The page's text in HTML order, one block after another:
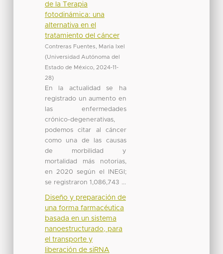
de la Terapia
fotodinámica: una
alternativa en el
tratamiento del cáncer
Contreras Fuentes, Maria Ixel
(Universidad Autónoma del
Estado de México, 2024-11-
28)
En la actualidad se ha
registrado un aumento en
las enfermedades
crónico-degenerativas,
podemos citar al cáncer
como una de las causas
de morbilidad y
mortalidad más notorias,
en 2020 según el INEGI;
se registraron 1,086,743 ...
Diseño y preparación de
una forma farmacéutica
basada en un sistema
nanoestructurado, para
el transporte y
liberación de siRNA